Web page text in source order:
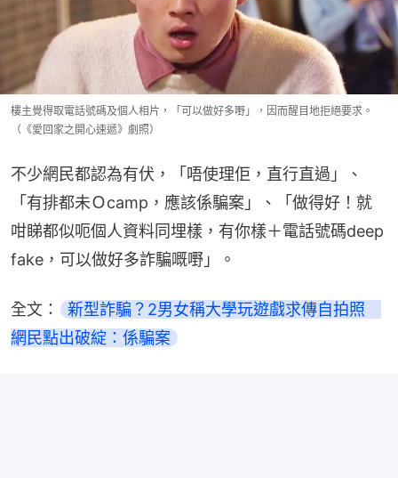
樓主覺得取電話號碼及個人相片，「可以做好多嘢」，因而醒目地拒絕要求。
（《愛回家之開心速遞》劇照）
不少網民都認為有伏，「唔使理佢，直行直過」、
「有排都未Ｏcamp，應該係騙案」、「做得好！就
咁睇都似呃個人資料同埋樣，有你樣＋電話號碼deep
fake，可以做好多詐騙嘅嘢」。
全文：
新型詐騙？2男女稱大學玩遊戲求傳自拍照
網民點出破綻：係騙案